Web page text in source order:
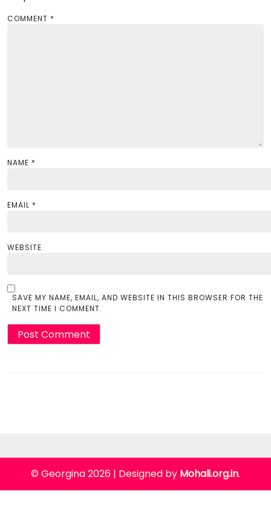
a
COMMENT *
NAME *
EMAIL *
WEBSITE
SAVE MY NAME, EMAIL, AND WEBSITE IN THIS BROWSER FOR THE
NEXT TIME I COMMENT.
© Georgina 2026 | Designed by Mohali.org.in.